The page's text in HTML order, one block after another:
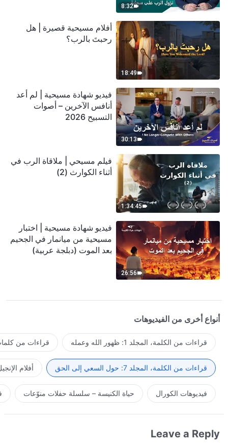
8:32
18:49
أفلام مسيحية قصيرة | هل
رحبتَ بالرب؟
30:13
فيديو شهادة مسيحية | لم أعد
أنافس الآخرين – أصوات
التسبيح 2026
1:34:45
فيلم مسيحي | ملاقاة الرب في
أثناء الكوارث (2)
26:56
فيديو شهادة مسيحية | اختبار
مسيحية من ميانمار في الجحيم
بعد الموت (دبلجة عربية)
أنواع أخرى من الفيديوهات
قراءات من الكلمة، المجلد 1: ظهور الله وعمله قراءات من
قراءات من الكلمة، المجلد 7: حول السعي إلى الحق أفلام
فيديوهات الكورال حياة الكنيسة – سلسلة حفلات منوّعات
Leave a Reply